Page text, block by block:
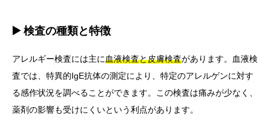
▶️ 検査の種類と特徴
アレルギー検査には主に血液検査と皮膚検査があります。血液検
査では、特異的IgE抗体の測定により、特定のアレルゲンに対す
る感作状況を調べることができます。この検査は痛みが少なく、
薬剤の影響も受けにくいという利点があります。